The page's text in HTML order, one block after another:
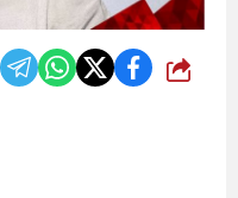
شارك